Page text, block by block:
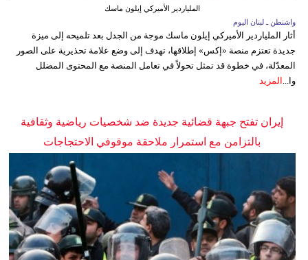
الملياردير الأميركي إيلون ماسك
واشنطن ـ لبنان اليوم
أثار الملياردير الأميركي إيلون ماسك موجة من الجدل بعد تلميحه إلى ميزة
جديدة تعتزم منصة «إكس» إطلاقها، تهدف إلى وضع علامة تحذيرية على الصور
المعدّلة، في خطوة قد تمثل تحولاً في تعامل المنصة مع المحتوى المضلل
وا... المزيد
إيران تفتح جبهة قضائية جديدة ضد شخصيات رياضية وثقافية
بالتزامن مع استمرار ملاحقة موقوفي الاحتجاجات